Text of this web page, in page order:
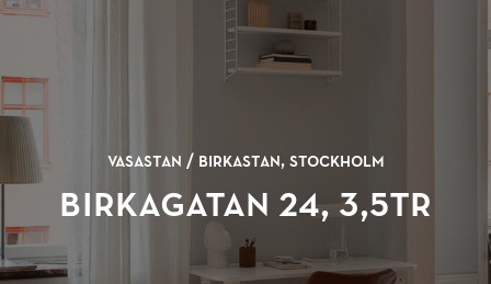
Vasastan /Birkastan, Stockholm
Birkagatan 24, 3,5tr